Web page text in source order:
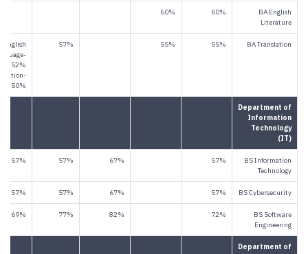
BA English
Literature
60%
60%
BA Translation
55%
55%
57%
English
52%
50%
Department of
Information
Technology
(IT)
BS Information
Technology
57%
67%
57%
57%
BS Cybersecurity
57%
67%
57%
57%
BS Software
Engineering
72%
82%
77%
69%
Department of